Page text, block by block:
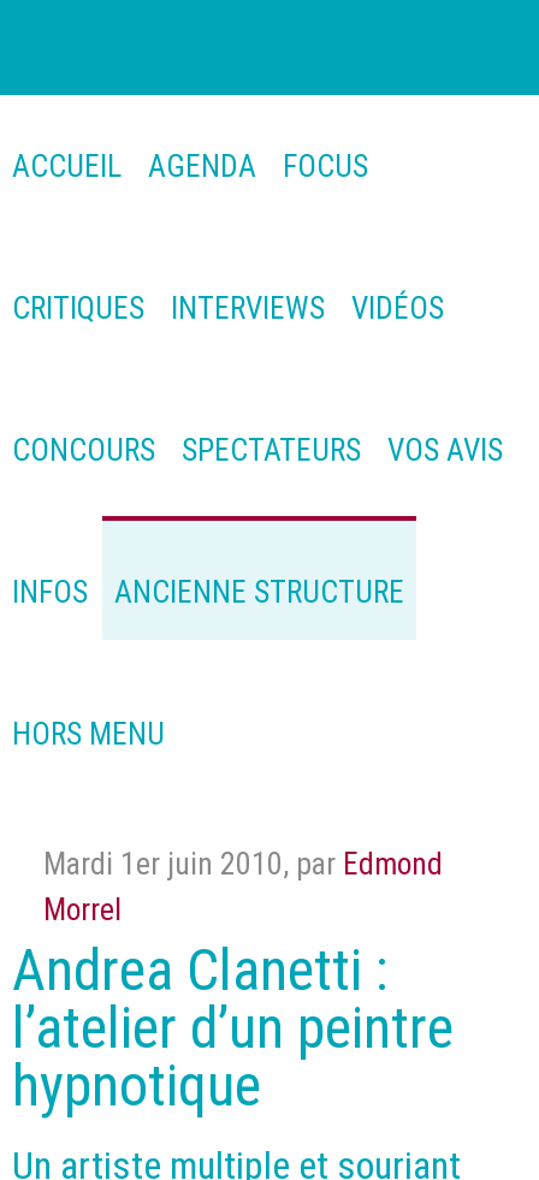
ACCUEIL AGENDA FOCUS
CRITIQUES INTERVIEWS VIDÉOS
CONCOURS SPECTATEURS VOS AVIS
INFOS ANCIENNE STRUCTURE
HORS MENU
Mardi 1er juin 2010, par Edmond
Morrel
Andrea Clanetti :
l’atelier d’un peintre
hypnotique
Un artiste multiple et souriant